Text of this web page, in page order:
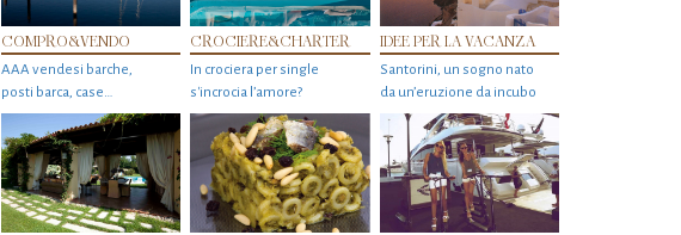
COMPRO&VENDO
AAA vendesi barche,
posti barca, case…
CROCIERE&CHARTER
In crociera per single
s'incrocia l’amore?
IDEE PER LA VACANZA
Santorini, un sogno nato
da un’eruzione da incubo